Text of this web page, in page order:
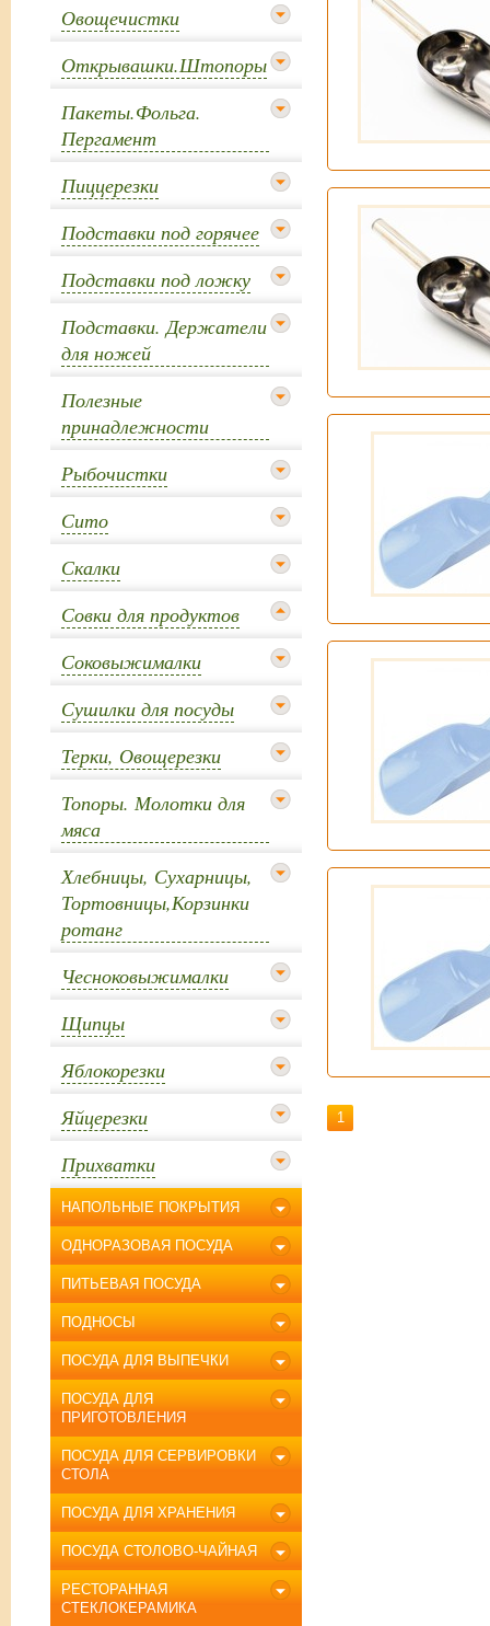
Овощечистки
Открывашки.Штопоры
Пакеты.Фольга.
Пергамент
Пиццерезки
Подставки под горячее
Подставки под ложку
Подставки. Держатели
для ножей
Полезные
принадлежности
Рыбочистки
Сито
Скалки
Совки для продуктов
Соковыжималки
Сушилки для посуды
Терки, Овощерезки
Топоры. Молотки для
мяса
Хлебницы, Сухарницы,
Тортовницы,Корзинки
ротанг
Чесноковыжималки
Щипцы
Яблокорезки
Яйцерезки
Прихватки
НАПОЛЬНЫЕ ПОКРЫТИЯ
ОДНОРАЗОВАЯ ПОСУДА
ПИТЬЕВАЯ ПОСУДА
ПОДНОСЫ
ПОСУДА ДЛЯ ВЫПЕЧКИ
ПОСУДА ДЛЯ
ПРИГОТОВЛЕНИЯ
ПОСУДА ДЛЯ СЕРВИРОВКИ
СТОЛА
ПОСУДА ДЛЯ ХРАНЕНИЯ
ПОСУДА СТОЛОВО-ЧАЙНАЯ
РЕСТОРАННАЯ
СТЕКЛОКЕРАМИКА
1